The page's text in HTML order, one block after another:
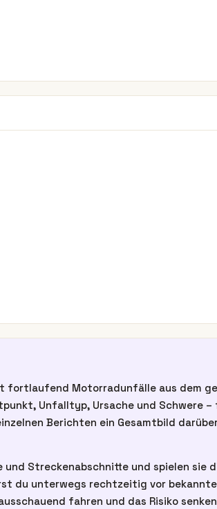
fortlaufend Motorradunfälle aus dem
Unfalltyp, Ursache und Schwere
Berichten ein Gesamtbild
Streckenabschnitte und spielen sie
du unterwegs rechtzeitig vor
fahren und das Risiko